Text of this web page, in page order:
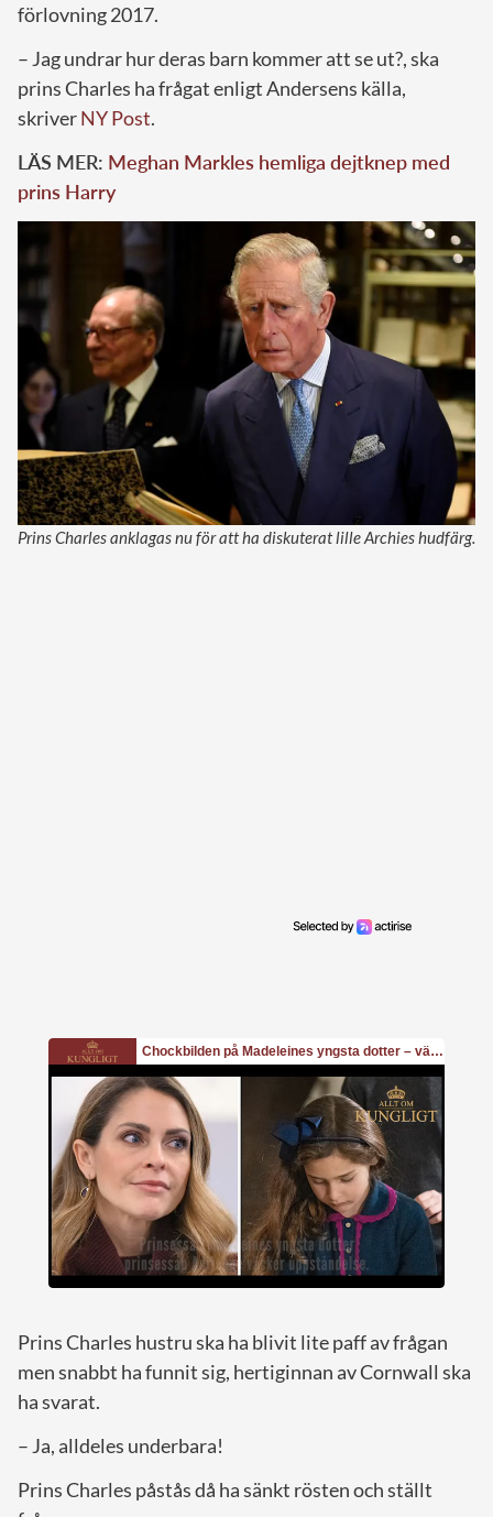
förlovning 2017.
– Jag undrar hur deras barn kommer att se ut?, ska
prins Charles ha frågat enligt Andersens källa,
skriverNY Post.
LÄS MER: Meghan Markles hemliga dejtknep med
prins Harry
Prins Charles anklagas nu för att ha diskuterat lille Archies hudfärg.
Prins Charles hustru ska ha blivit lite paff av frågan
men snabbt ha funnit sig, hertiginnan av Cornwall ska
ha svarat.
– Ja, alldeles underbara!
Prins Charles påstås då ha sänkt rösten och ställt